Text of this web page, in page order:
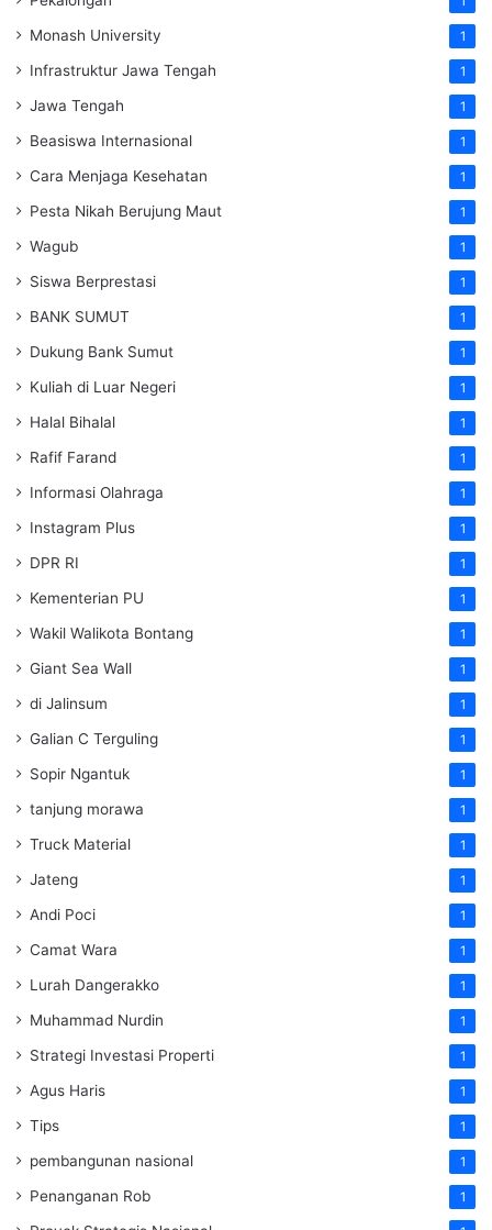
Monash University 1
Infrastruktur Jawa Tengah 1
Jawa Tengah 1
Beasiswa Internasional 1
Cara Menjaga Kesehatan 1
Pesta Nikah Berujung Maut 1
Wagub 1
Siswa Berprestasi 1
BANK SUMUT 1
Dukung Bank Sumut 1
Kuliah di Luar Negeri 1
Halal Bihalal 1
Rafif Farand 1
Informasi Olahraga 1
Instagram Plus 1
DPR RI 1
Kementerian PU 1
Wakil Walikota Bontang 1
Giant Sea Wall 1
di Jalinsum 1
Galian C Terguling 1
Sopir Ngantuk 1
tanjung morawa 1
Truck Material 1
Jateng 1
Andi Poci 1
Camat Wara 1
Lurah Dangerakko 1
Muhammad Nurdin 1
Strategi Investasi Properti 1
Agus Haris 1
Tips 1
pembangunan nasional 1
Penanganan Rob 1